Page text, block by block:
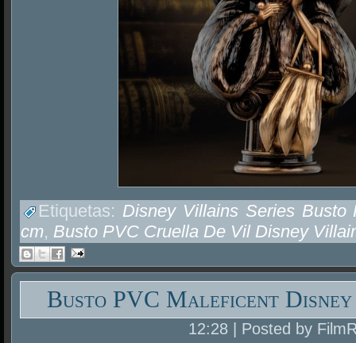
Etiquetas: Disney Villains Series
cm, Busto PVC Cruella De Vil Disney
Busto PVC Maleficent
12:28 | Posted by